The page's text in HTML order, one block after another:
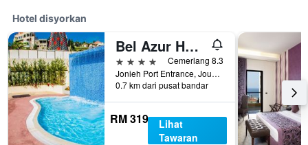
Hotel disyorkan
Bel Azur Hotel & Resort
4 bintang
Cemerlang 8.3
Jonieh Port Entrance, Jounieh, Lubnan
0.7 km dari pusat bandar
RM 319
Lihat
Tawaran